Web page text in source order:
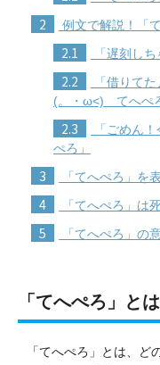
2 例文で解説！「
2.1 「遅刻し
2.2
「借りて
(。・ω<)ゞてへぺ
2.3
「ごめん
ぺろ」
3 「てへぺろ」を
4 「てへぺろ」は
5 「てへぺろ」の
「てへぺろ」とは
「てへぺろ」とは、ど